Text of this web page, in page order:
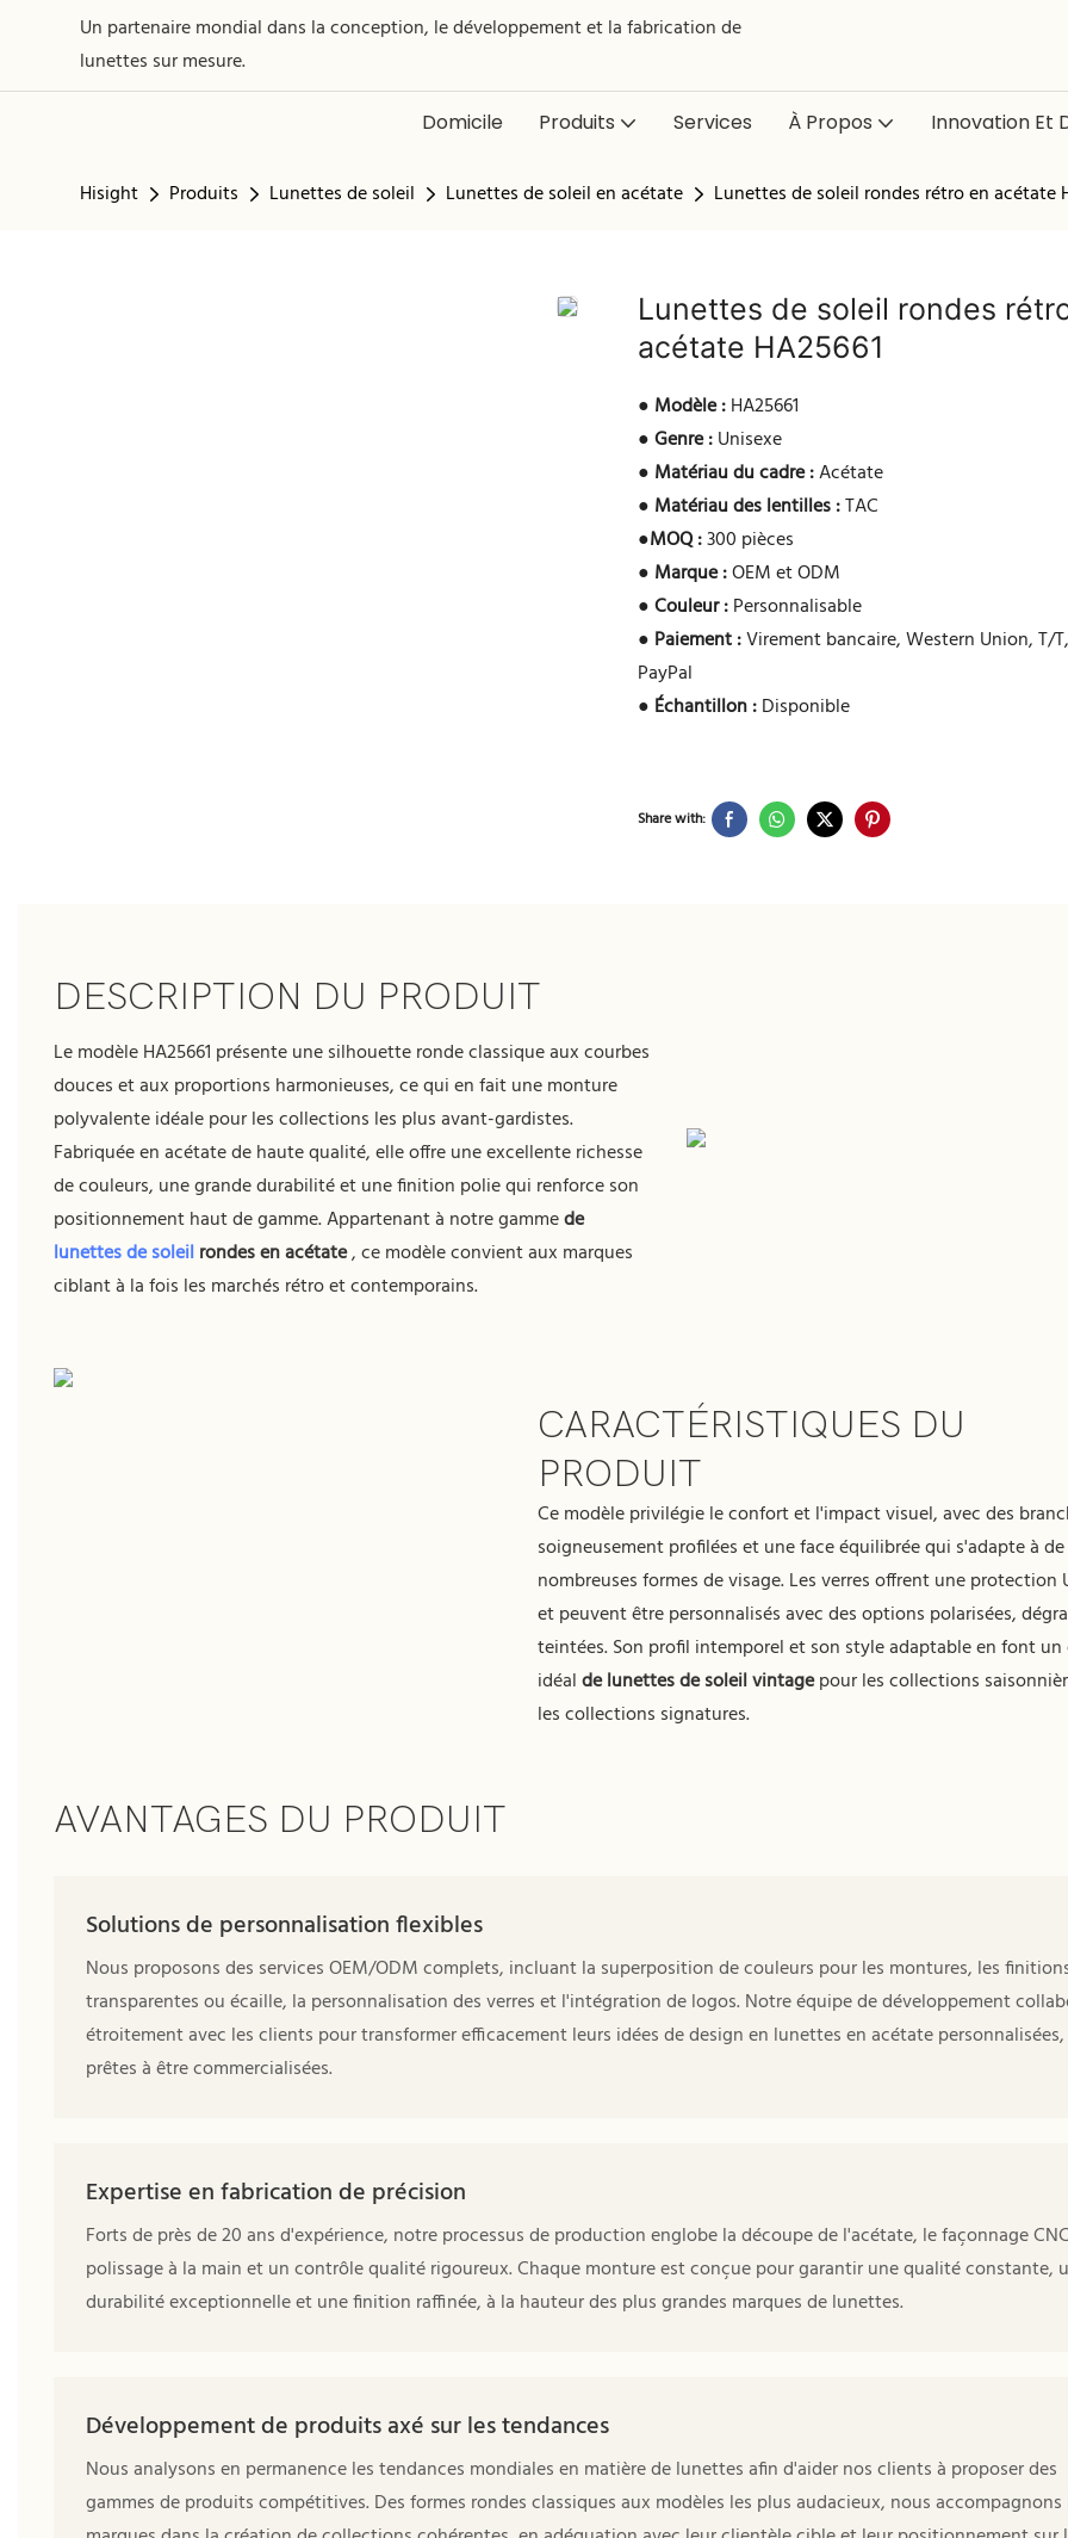
Un partenaire mondial dans la conception, le développement et la fabrication de
lunettes sur mesure.
Domicile Produits Services À Propos Innovation Et
Hisight Produits Lunettes de soleil Lunettes de soleil en acétate Lunettes de soleil rondes rétro en acétate
Lunettes de soleil rondes
acétate HA25661
● Modèle :HA25661
● Genre :Unisexe
● Matériau du cadre :Acétate
● Matériau des lentilles :TAC
●MOQ :300 pièces
● Marque :OEM et ODM
● Couleur :Personnalisable
● Paiement :Virement bancaire, Western Union, T/
PayPal
● Échantillon :Disponible
Share with:
DESCRIPTION DU PRODUIT
Le modèle HA25661 présente une silhouette ronde classique aux courbes
douces et aux proportions harmonieuses, ce qui en fait une monture
polyvalente idéale pour les collections les plus avant-gardistes.
Fabriquée en acétate de haute qualité, elle offre une excellente richesse
de couleurs, une grande durabilité et une finition polie qui renforce son
positionnement haut de gamme. Appartenant à notre gammede
lunettes de soleilrondes en acétate, ce modèle convient aux marques
ciblant à la fois les marchés rétro et contemporains.
CARACTÉRISTIQUES DU
PRODUIT
Ce modèle privilégie le confort et l'impact visuel, avec des
soigneusement profilées et une face équilibrée qui s'adapte à de
nombreuses formes de visage. Les verres offrent une protection
et peuvent être personnalisés avec des options polarisées,
teintées. Son profil intemporel et son style adaptable en font
idéalde lunettes de soleil vintagepour les collections
les collections signatures.
AVANTAGES DU PRODUIT
Solutions de personnalisation flexibles
Nous proposons des services OEM/ODM complets, incluant la superposition de couleurs pour les montures, les
transparentes ou écaille, la personnalisation des verres et l'intégration de logos. Notre équipe de développement
étroitement avec les clients pour transformer efficacement leurs idées de design en lunettes en acétate personnalisées,
prêtes à être commercialisées.
Expertise en fabrication de précision
Forts de près de 20 ans d'expérience, notre processus de production englobe la découpe de l'acétate, le façonnage
polissage à la main et un contrôle qualité rigoureux. Chaque monture est conçue pour garantir une qualité constante,
durabilité exceptionnelle et une finition raffinée, à la hauteur des plus grandes marques de lunettes.
Développement de produits axé sur les tendances
Nous analysons en permanence les tendances mondiales en matière de lunettes afin d'aider nos clients à proposer des
gammes de produits compétitives. Des formes rondes classiques aux modèles les plus audacieux, nous accompagnons